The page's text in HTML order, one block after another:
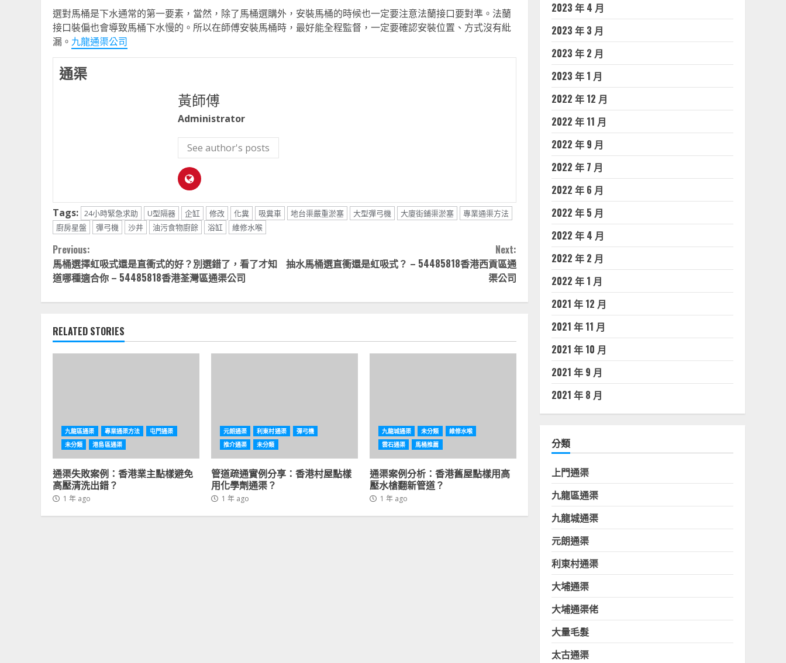
選對馬桶是下水通常的第一要素，當然，除了馬桶選購外，安裝馬桶的時候也一定要注意法蘭接口要對準。法蘭
接口裝偏也會導致馬桶下水慢的。所以在師傅安裝馬桶時，最好能全程監督，一定要確認安裝位置、方式沒有紕
漏。 九龍通渠公司
通渠
黃師傅
Administrator
See author's posts
Tags: 24小時緊急求助 U型隔器 企缸 修改 化糞 吸糞車 地台渠嚴重淤塞 大型彈弓機 大廈街鋪渠淤塞
專業通渠方法
廚房星盤
彈弓機 沙井 油污食物廚餘 浴缸 維修水喉
Continue
Reading
Previous:
馬桶選擇虹吸式還是直衝式的好？別選錯了，看了才知
道哪種適合你 – 54485818香港荃灣區通渠公司
Next:
抽水馬桶選直衝還是虹吸式？ – 54485818香港西貢區通
渠公司
RELATED STORIES
九龍區通渠 專業通渠方法
屯門通渠
未分類
港島區通渠
通渠失敗案例：香港業主點樣避免
高壓清洗出錯？
1 年 ago
元朗通渠 利東村通渠
彈弓機
推介通渠
未分類
管道疏通實例分享：香港村屋點樣
用化學劑通渠？
1 年 ago
九龍城通渠 未分類
維修水喉
雲石通渠
馬桶推薦
通渠案例分析：香港舊屋點樣用高
壓水槍翻新管道？
1 年 ago
2023 年 4 月
2023 年 3 月
2023 年 2 月
2023 年 1 月
2022 年 12 月
2022 年 11 月
2022 年 9 月
2022 年 7 月
2022 年 6 月
2022 年 5 月
2022 年 4 月
2022 年 2 月
2022 年 1 月
2021 年 12 月
2021 年 11 月
2021 年 10 月
2021 年 9 月
2021 年 8 月
分類
上門通渠
九龍區通渠
九龍城通渠
元朗通渠
利東村通渠
大埔通渠
大埔通渠佬
大量毛髮
太古通渠